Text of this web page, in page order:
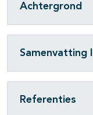
Achtergrond
Samenvatting
Referenties